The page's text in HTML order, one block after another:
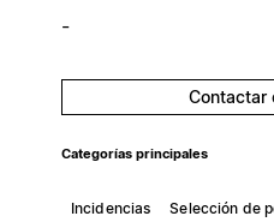
-
Contactar
Categorías principales
Incidencias Selección de